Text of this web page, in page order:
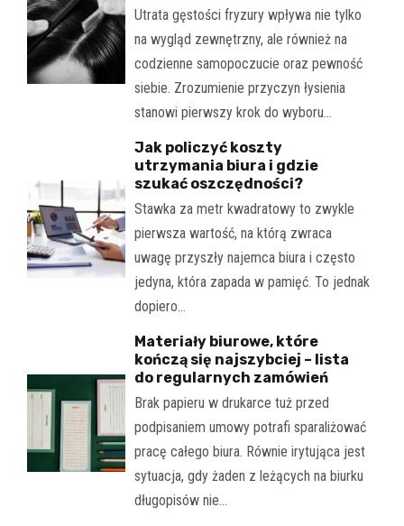
Utrata gęstości fryzury wpływa nie tylko
na wygląd zewnętrzny, ale również na
codzienne samopoczucie oraz pewność
siebie. Zrozumienie przyczyn łysienia
stanowi pierwszy krok do wyboru…
Jak policzyć koszty
utrzymania biura i gdzie
szukać oszczędności?
Stawka za metr kwadratowy to zwykle
pierwsza wartość, na którą zwraca
uwagę przyszły najemca biura i często
jedyna, która zapada w pamięć. To jednak
dopiero…
Materiały biurowe, które
kończą się najszybciej – lista
do regularnych zamówień
Brak papieru w drukarce tuż przed
podpisaniem umowy potrafi sparaliżować
pracę całego biura. Równie irytująca jest
sytuacja, gdy żaden z leżących na biurku
długopisów nie…